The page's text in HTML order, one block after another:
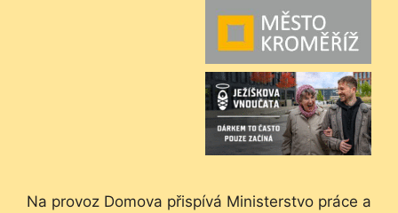
Na provoz Domova přispívá Ministerstvo práce a